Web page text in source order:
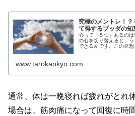
究極のメントレ！
て得するブッダの知
心って「５つ」あるの
の心を切り替えると、
できるんです。この発
www.tarokankyo.com
通常、体は一晩寝れば疲れがとれ
場合は、筋肉痛になって回復に時